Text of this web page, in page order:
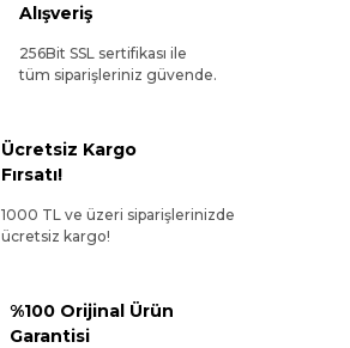
Alışveriş
256Bit SSL sertifikası ile
tüm siparişleriniz güvende.
Ücretsiz Kargo
Fırsatı!
1000 TL ve üzeri siparişlerinizde
ücretsiz kargo!
%100 Orijinal Ürün
Garantisi